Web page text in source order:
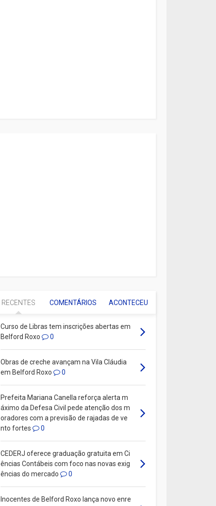
RECENTES COMENTÁRIOS ACONTECEU
Curso de Libras tem inscrições abertas em
Belford Roxo
0
Obras de creche avançam na Vila Cláudia
em Belford Roxo
0
Prefeita Mariana Canella reforça alerta m
áximo da Defesa Civil pede atenção dos m
oradores com a previsão de rajadas de ve
nto fortes
0
CEDERJ oferece graduação gratuita em Ci
ências Contábeis com foco nas novas exig
ências do mercado
0
Inocentes de Belford Roxo lança novo enre